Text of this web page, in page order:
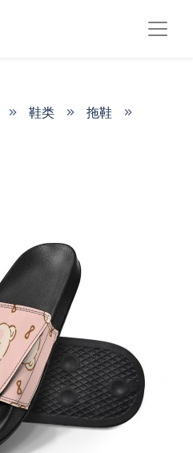
鞋类
拖鞋